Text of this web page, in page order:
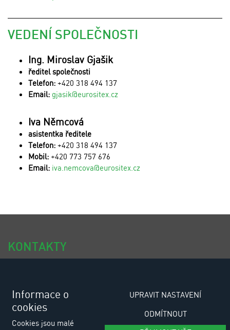
VEDENÍ SPOLEČNOSTI
Ing. Miroslav Gjašik
ředitel společnosti
Telefon: +420 318 494 137
Email: gjasik@eurositex.cz
Iva Němcová
asistentka ředitele
Telefon: +420 318 494 137
Mobil: +420 773 757 676
Email: iva.nemcova@eurositex.cz
KONTAKTY
tel.: +420 318 494 100
e-email: eurositex@eurositex.cz
Euro SITEX s.r.o.
Informace o
cookies
Cookies jsou malé
UPRAVIT NASTAVENÍ
ODMÍTNOUT